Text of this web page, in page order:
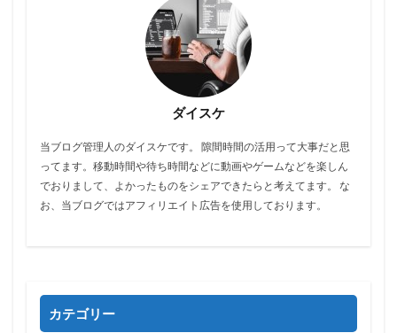
ダイスケ
当ブログ管理人のダイスケです。 隙間時間の活用って大事だと思
ってます。移動時間や待ち時間などに動画やゲームなどを楽しん
でおりまして、よかったものをシェアできたらと考えてます。 な
お、当ブログではアフィリエイト広告を使用しております。
カテゴリー